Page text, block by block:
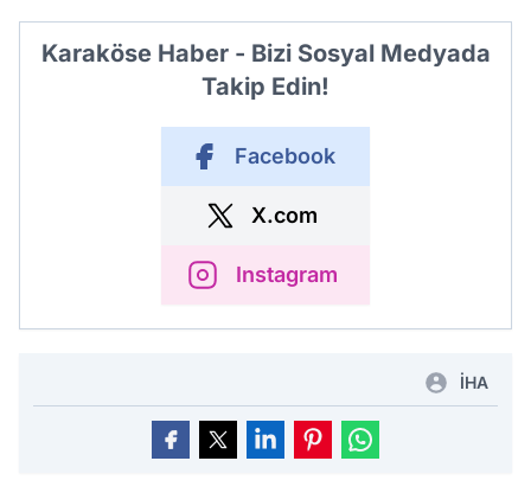
Karaköse Haber - Bizi Sosyal Medyada
Takip Edin!
Facebook
X.com
Instagram
İHA